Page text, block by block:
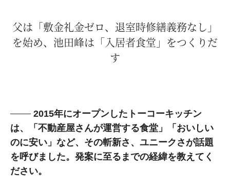
父は「敷金礼金ゼロ、退室時修繕義務なし」
を始め、池田峰は「入居者食堂」をつくりだ
す
2015年にオープンしたトーコーキッチン
は、「不動産屋さんが運営する食堂」「おいしい
のに安い」など、その斬新さ、ユニークさが話題
を呼びました。発案に至るまでの経緯を教えてく
ださい。